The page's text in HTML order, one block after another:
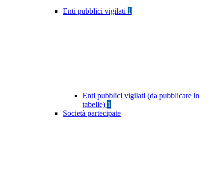
Enti pubblici vigilati 1
Enti pubblici vigilati (da pubblicare in
tabelle) 1
Società partecipate